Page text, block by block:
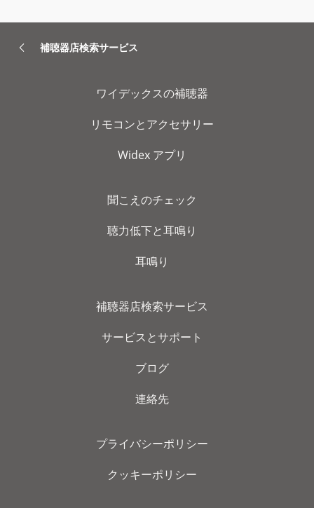
補聴器店検索サービス
ワイデックスの補聴器
リモコンとアクセサリー
Widex アプリ
聞こえのチェック
聴力低下と耳鳴り
耳鳴り
補聴器店検索サービス
サービスとサポート
ブログ
連絡先
プライバシーポリシー
クッキーポリシー